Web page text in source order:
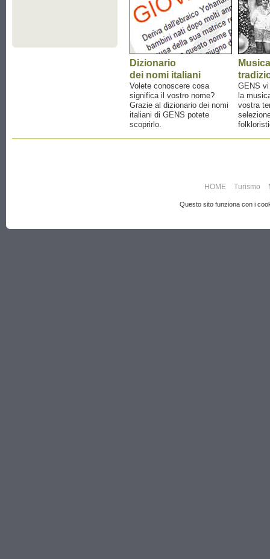
Dizionario
dei nomi italiani
Volete conoscere cosa
significa il vostro nome?
Grazie al dizionario dei nomi
italiani di GENS potete
scoprirlo.
Musica
GENS
la
vostra
HOME Turismo
Questo sito funziona con i